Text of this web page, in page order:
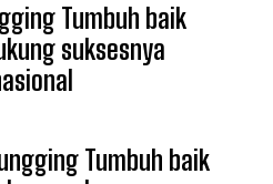
Tumbuh baik
suksesnya
Tumbuh baik